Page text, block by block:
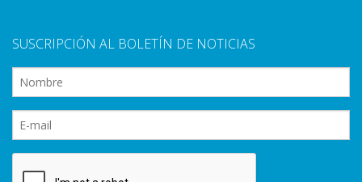
SUSCRIPCIÓN AL BOLETÍN DE NOTICIAS